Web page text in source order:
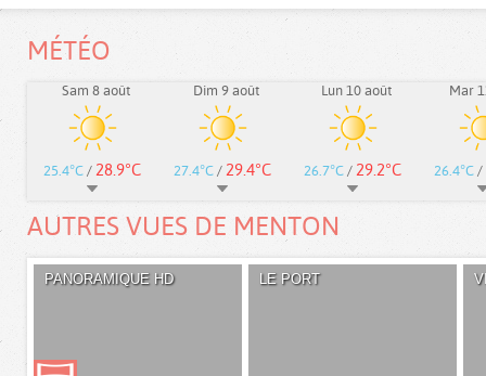
MÉTÉO
Sam 8 août
25.4°C / 28.9°C
Dim 9 août
27.4°C / 29.4°C
Lun 10 août
26.7°C / 29.2°C
Mar
26.4°C /
AUTRES VUES DE MENTON
PANORAMIQUE HD LE PORT